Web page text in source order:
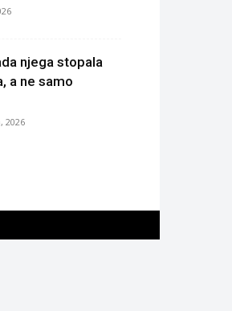
njega stopala
a ne samo
2026